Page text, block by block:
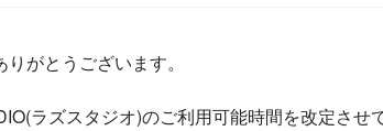
がとうございます。
ラズスタジオ)のご利用可能時間を改定させ